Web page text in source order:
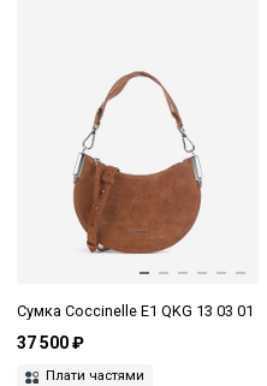
Сумка Coccinelle E1 QKG 13 03 01
37 500 ₽
Плати частями